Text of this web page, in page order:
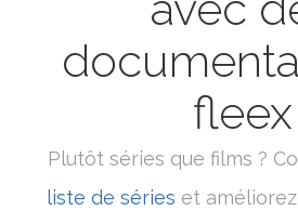
fleex
Plutôt séries que films ?
liste de séries et